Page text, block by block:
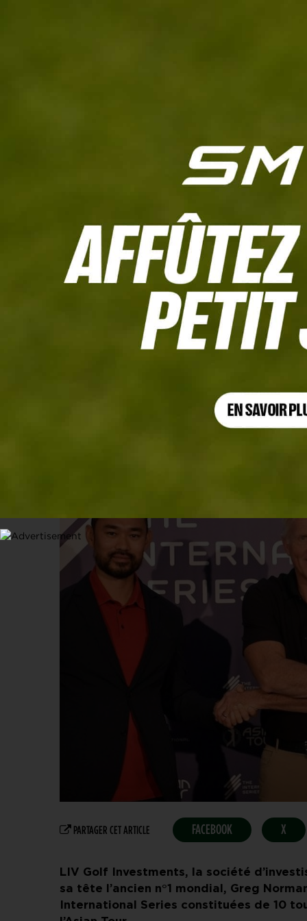
Les International Series de l’Asian
PARTAGER CET ARTICLE FACEBOOK X
LIV Golf Investments, la société
sa tête l’ancien n°1 mondial, Greg
International Series constituées de 10